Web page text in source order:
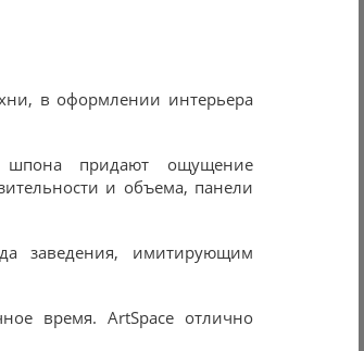
в оформлении интерьера
шпона придают ощущение
и объема, панели
заведения, имитирующим
время. ArtSpace отлично